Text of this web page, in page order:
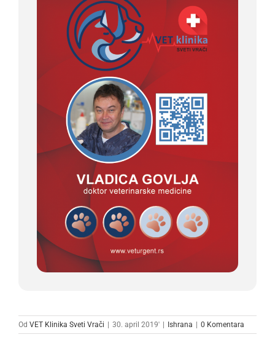
Od VET Klinika Sveti Vrači 30. april 2019' Ishrana 0 Komentara